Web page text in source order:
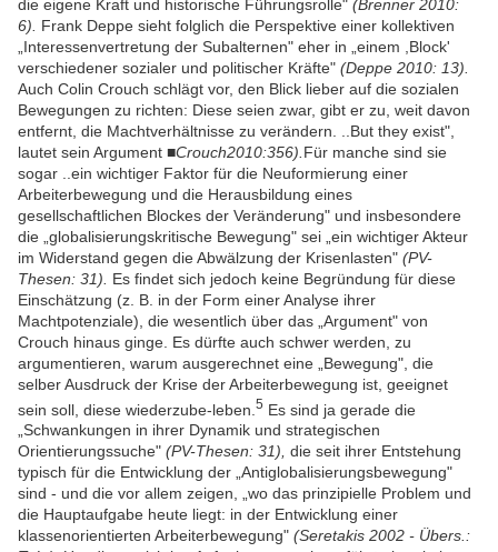
die eigene Kraft und historische Führungsrolle" (Brenner 2010:
6).
Frank Deppe sieht folglich die Perspektive einer kollektiven
„Interessenvertretung der Subalternen" eher in „einem ,Block'
verschiedener sozialer und politischer Kräfte" (Deppe 2010: 13).
Auch Colin Crouch schlägt vor, den Blick lieber auf die sozialen
Bewegungen zu richten: Diese seien zwar, gibt er zu, weit davon
entfernt, die Machtverhältnisse zu verändern. ..But they exist",
lautet sein Argument ■Crouch2010:356). Für manche sind sie
sogar ..ein wichtiger Faktor für die Neuformierung einer
Arbeiterbewegung und die Herausbildung eines
gesellschaftlichen Blockes der Veränderung" und insbesondere
die „globalisierungskritische Bewegung" sei „ein wichtiger Akteur
im Widerstand gegen die Abwälzung der Krisenlasten" (PV-
Thesen: 31).
Es findet sich jedoch keine Begründung für diese
Einschätzung (z. B. in der Form einer Analyse ihrer
Machtpotenziale), die wesentlich über das „Argument" von
Crouch hinaus ginge. Es dürfte auch schwer werden, zu
argumentieren, warum ausgerechnet eine „Bewegung", die
selber Ausdruck der Krise der Arbeiterbewegung ist, geeignet
sein soll, diese wiederzube-leben. 5 Es sind ja gerade die
„Schwankungen in ihrer Dynamik und strategischen
Orientierungssuche" (PV-Thesen: 31), die seit ihrer Entstehung
typisch für die Entwicklung der „Antiglobalisierungsbewegung"
sind - und die vor allem zeigen, „wo das prinzipielle Problem und
die Hauptaufgabe heute liegt: in der Entwicklung einer
klassenorientierten Arbeiterbewegung" (Seretakis 2002 - Übers.: